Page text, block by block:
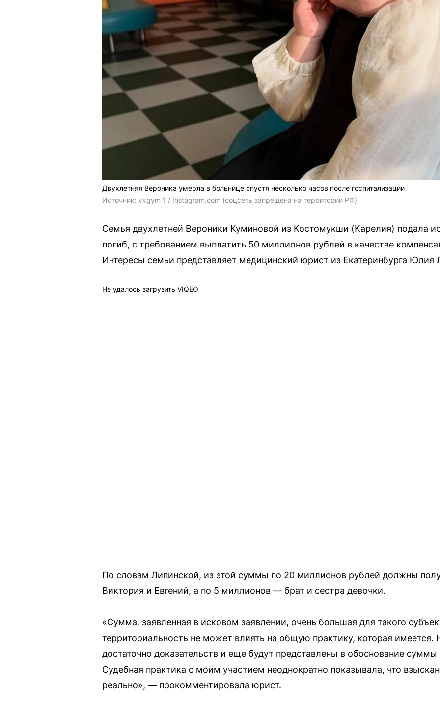
Двухлетняя Вероника умерла в больнице спустя несколько часов после госпитализации
Источник: vkgym_1 / Instagram.com (соцсеть запрещена на территории РФ)
Семья двухлетней Вероники Куминовой из Костомукши (Карелия) подала
погиб, с требованием выплатить 50 миллионов рублей в качестве
Интересы семьи представляет медицинский юрист из Екатеринбурга Юлия
Не удалось загрузить VIQEO
По словам Липинской, из этой суммы по 20 миллионов рублей должны
Виктория и Евгений, а по 5 миллионов — брат и сестра девочки.
«Сумма, заявленная в исковом заявлении, очень большая для такого
территориальность не может влиять на общую практику, которая имеется.
достаточно доказательств и еще будут представлены в обоснование
Судебная практика с моим участием неоднократно показывала, что
реально», — прокомментировала юрист.